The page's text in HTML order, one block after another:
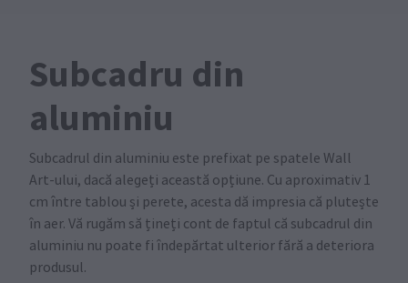
Subcadru din
aluminiu
Subcadrul din aluminiu este prefixat pe spatele Wall
Art-ului, dacă alegeți această opțiune. Cu aproximativ 1
cm între tablou și perete, acesta dă impresia că plutește
în aer. Vă rugăm să țineți cont de faptul că subcadrul din
aluminiu nu poate fi îndepărtat ulterior fără a deteriora
produsul.